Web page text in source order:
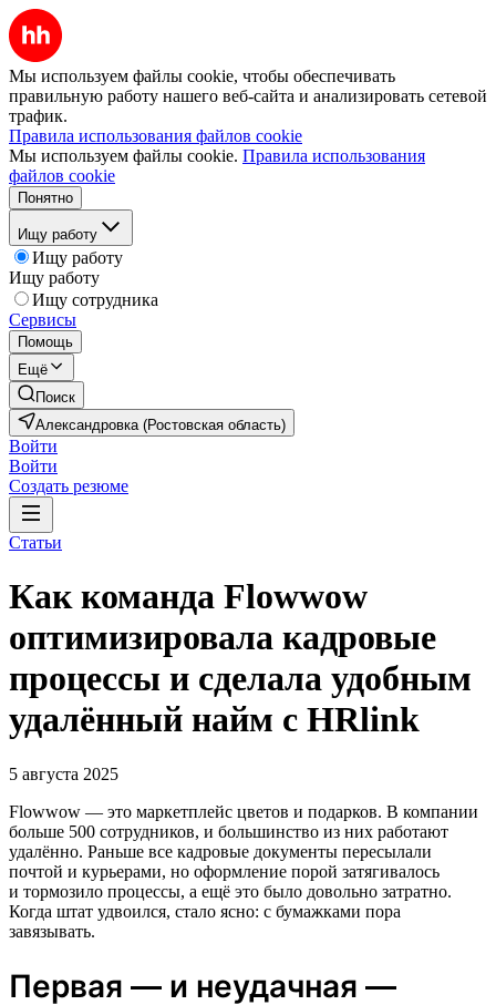
Мы используем файлы cookie, чтобы обеспечивать
правильную работу нашего веб-сайта и анализировать сетевой
трафик.
Правила использования файлов cookie
Мы используем файлы cookie. Правила использования
файлов cookie
Понятно
Ищу работу
Ищу работу
Ищу работу
Ищу сотрудника
Сервисы
Помощь
Ещё
Поиск
Александровка (Ростовская область)
Войти
Войти
Создать резюме
Статьи
Как команда Flowwow
оптимизировала кадровые
процессы и сделала удобным
удалённый найм с HRlink
5 августа 2025
Flowwow — это маркетплейс цветов и подарков. В компании
больше 500 сотрудников, и большинство из них работают
удалённо. Раньше все кадровые документы пересылали
почтой и курьерами, но оформление порой затягивалось
и тормозило процессы, а ещё это было довольно затратно.
Когда штат удвоился, стало ясно: с бумажками пора
завязывать.
Первая — и неудачная —